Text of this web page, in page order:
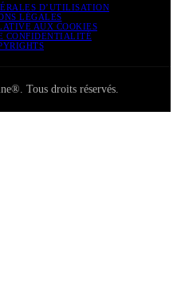
D’UTILISATION
LÉGALES
AUX COOKIES
CONFIDENTIALITÉ
Tous droits réservés.